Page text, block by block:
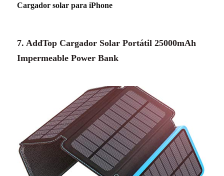
Cargador solar para iPhone
7. AddTop Cargador Solar Portátil 25000mAh
Impermeable Power Bank